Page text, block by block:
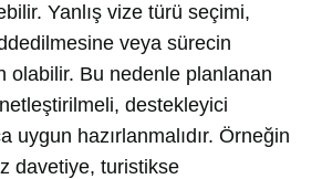
Yanlış vize türü seçimi,
veya sürecin
olabilir. Bu nedenle planlanan
destekleyici
uygun hazırlanmalıdır. Örneğin
davetiye, turistikse